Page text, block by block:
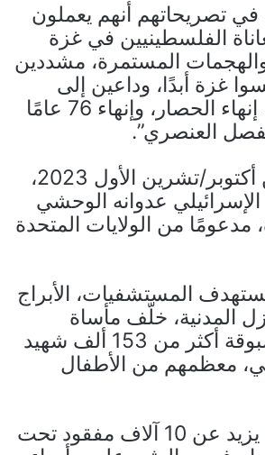
تصريحاتهم أنهم يعملون
الفلسطينيين في غزة
المستمرة، مشددين
غزة أبدًا، وداعين إلى
“حظر الأسلحة، إنهاء الحصار، وإنهاء 76 عامًا
العنصري”.
ومنذ السابع من أكتوبر/تشرين الأول 2023،
الإسرائيلي عدوانه الوحشي
من الولايات المتحدة
المستشفيات، الأبراج
المدنية، خلّف مأساة
إنسانية غير مسبوقة أكثر من 153 ألف شهيد
معظمهم من الأطفال
بالإضافة إلى ما يزيد عن 10 آلاف مفقود تحت